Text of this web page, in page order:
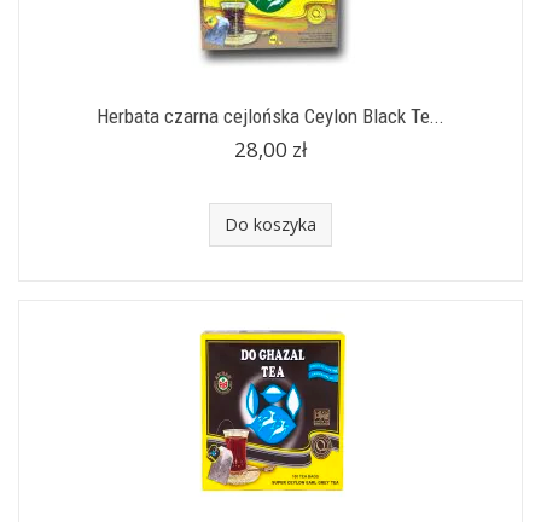
Herbata czarna cejlońska Ceylon Black Te...
28,00 zł
Do koszyka